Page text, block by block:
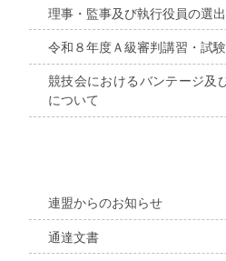
理事・監事及び執行役員の選
令和８年度Ａ級審判講習・試
競技会におけるバンテージ及
について
連盟からのお知らせ
通達文書